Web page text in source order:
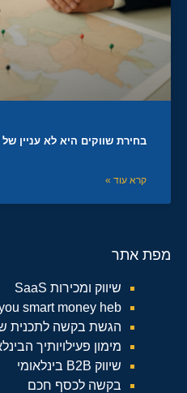
בחירת שווקים היא לא עניין
קרא עוד »
מפת אתר
שיווק ומכירות SaaS
smart money heb
הגשת בקשה לתכנית
מימון פעילויותיך
שיווק B2B בינלאומי
בקשה לכסף חכם